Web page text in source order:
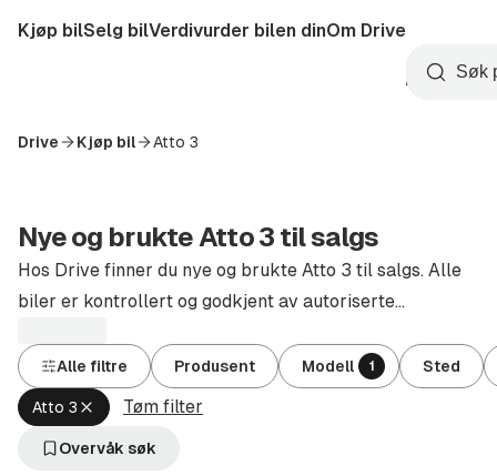
til
Startside
Kjøp bilSelg bilVerdivurder bilen dinOm Drive
Opprett
konto
Søk
Drive Kjøp bil Atto 3
Nye og brukte Atto 3 til salgs
Hos Drive finner du nye og brukte Atto 3 til salgs. Alle
biler er kontrollert og godkjent av autoriserte
Alle filtre Produsent Modell 1 Sted
Atto 3 Fjern
aktivt
filter
Tøm filter
Overvåk søk